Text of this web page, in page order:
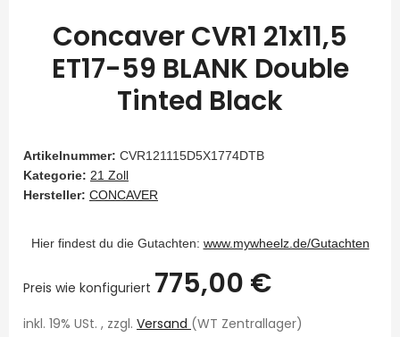
Concaver CVR1 21x11,5
ET17-59 BLANK Double
Tinted Black
Artikelnummer: CVR121115D5X1774DTB
Kategorie: 21 Zoll
Hersteller: CONCAVER
Hier findest du die Gutachten: www.mywheelz.de/Gutachten
Preis wie konfiguriert 775,00 €
inkl. 19% USt. , zzgl. Versand (WT Zentrallager)